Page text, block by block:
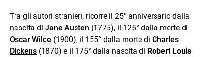
Tra gli autori stranieri, ricorre il 25° anniversario dalla
nascita di Jane Austen (1775), il 125° dalla morte di
Oscar Wilde (1900), il 155° dalla morte di Charles
Dickens (1870) e il 175° dalla nascita di Robert Louis